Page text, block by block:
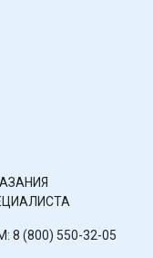
8 (800) 550-32-05